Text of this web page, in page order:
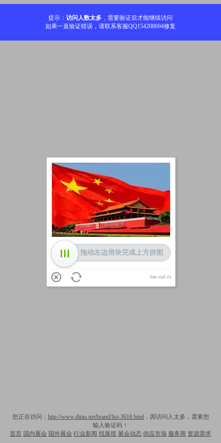
提示： 访问人数太多 ，需要验证后才能继续访问
如果一直验证错误，请联系客服QQ154208694修复
您正在访问： http://www.ditao.net/brand/list-3616.html，因访问人太多，需要您
输入验证码！
首页 国内展会 国外展会 行业新闻 找展馆 展会动态 供应市场 服务商 资源需求
加载中
拖动左边滑块完成上方拼图
hao.sud.cn